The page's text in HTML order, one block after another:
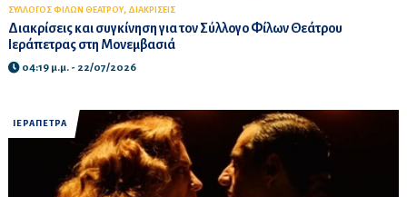
ΣΥΛΛΟΓΟΣ ΦΙΛΩΝ ΘΕΑΤΡΟΥ, ΔΙΑΚΡΙΣΕΙΣ
Διακρίσεις και συγκίνηση για τον Σύλλογο Φίλων Θεάτρου
Ιεράπετρας στη Μονεμβασιά
04:19 μ.μ. - 22/07/2026
ΙΕΡΑΠΕΤΡΑ